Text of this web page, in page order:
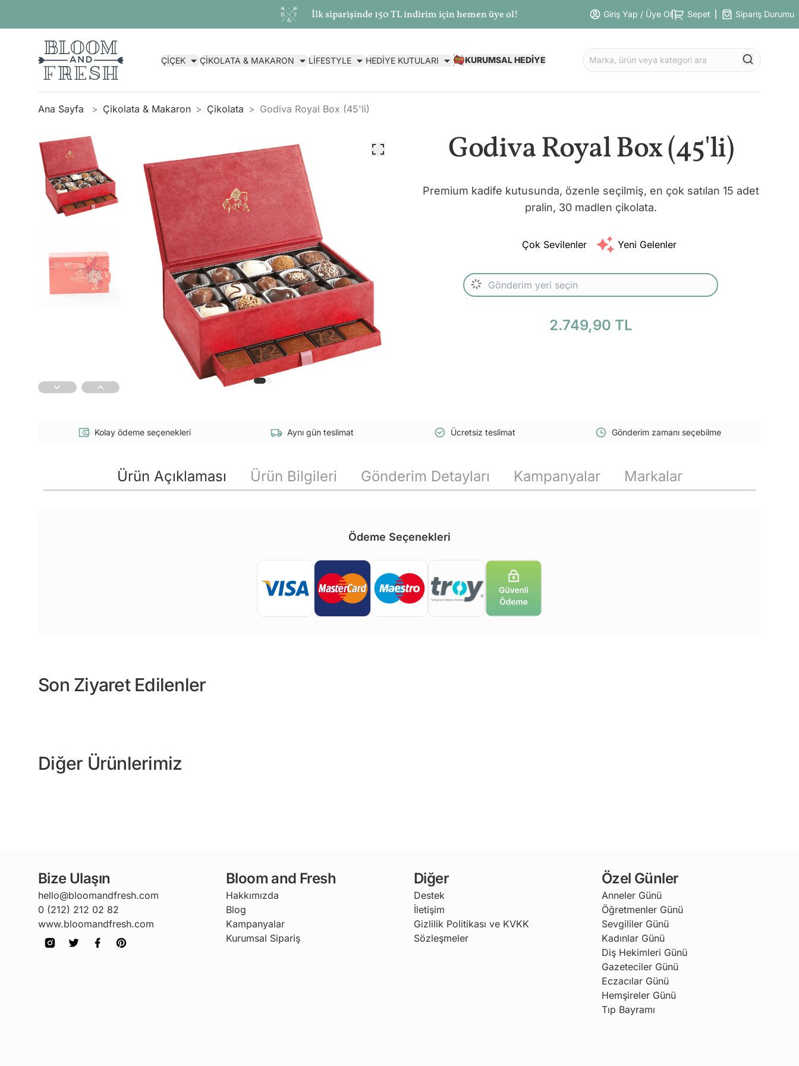
İlk siparişinde 150 TL indirim için hemen üye ol! Giriş Yap / Üye Ol Sepet Sipariş Durumu
ÇİÇEK ÇİKOLATA & MAKARON LİFESTYLE HEDİYE KUTULARI KURUMSAL HEDİYE
Ana Sayfa Çikolata & Makaron Çikolata Godiva Royal Box (45'li)
Godiva Royal Box (45'li)
Premium kadife kutusunda, özenle seçilmiş, en çok satılan 15 adet
pralin, 30 madlen çikolata.
Çok Sevilenler Yeni Gelenler
2.749,90 TL
Kolay ödeme seçenekleri Aynı gün teslimat Ücretsiz teslimat Gönderim zamanı seçebilme
Ürün Açıklaması Ürün Bilgileri Gönderim Detayları Kampanyalar Markalar
Ödeme Seçenekleri
Son Ziyaret Edilenler
Diğer Ürünlerimiz
Bize Ulaşın
hello@bloomandfresh.com
0 (212) 212 02 82
www.bloomandfresh.com
Bloom and Fresh
Hakkımızda
Blog
Kampanyalar
Kurumsal Sipariş
Diğer
Destek
İletişim
Gizlilik Politikası ve KVKK
Sözleşmeler
Özel Günler
Anneler Günü
Öğretmenler Günü
Sevgililer Günü
Kadınlar Günü
Diş Hekimleri Günü
Gazeteciler Günü
Eczacılar Günü
Hemşireler Günü
Tıp Bayramı